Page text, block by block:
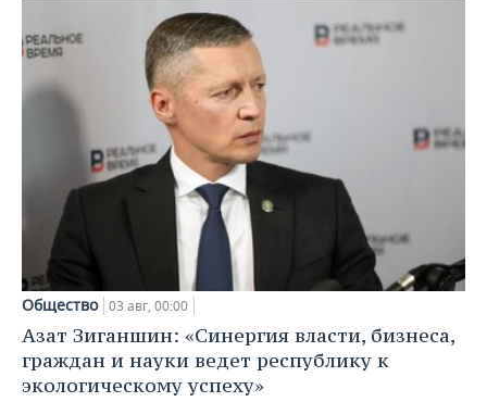
Общество 03 авг, 00:00
Азат Зиганшин: «Синергия власти, бизнеса,
граждан и науки ведет республику к
экологическому успеху»